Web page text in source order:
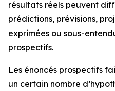
résultats réels peuvent
prédictions, prévisions,
exprimées ou sous-
prospectifs.
Les énoncés prospectifs
un certain nombre